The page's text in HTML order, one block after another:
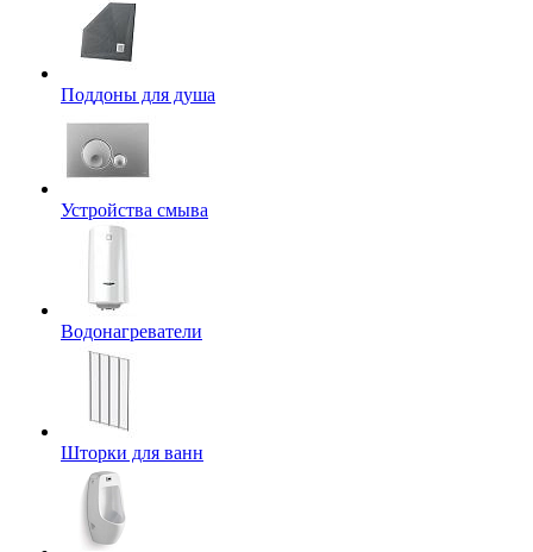
Поддоны для душа
Устройства смыва
Водонагреватели
Шторки для ванн